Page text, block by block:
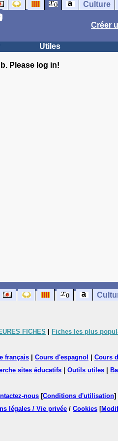
Culture
Créer
Utiles
Please log in!
FICHES Fiches les plus
français Cours d'espagnol Cours
sites éducatifs Outils utiles
nous [Conditions d'utilisation]
légales / Vie privée / Cookies [